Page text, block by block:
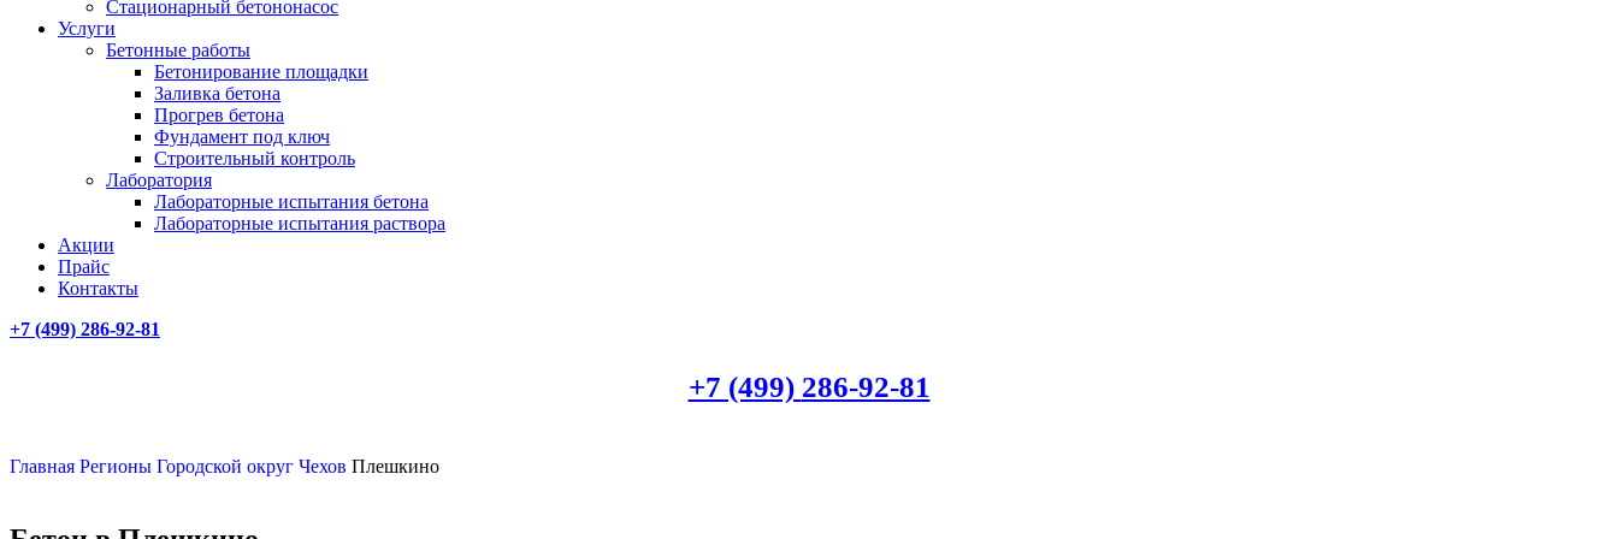
Стационарный бетононасос
Услуги
Бетонные работы
Бетонирование площадки
Заливка бетона
Прогрев бетона
Фундамент под ключ
Строительный контроль
Лаборатория
Лабораторные испытания бетона
Лабораторные испытания раствора
Акции
Прайс
Контакты
+7 (499) 286-92-81
+7 (499) 286-92-81
Главная Регионы Городской округ Чехов Плешкино